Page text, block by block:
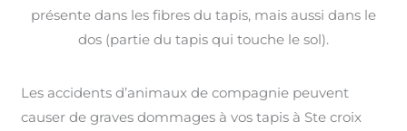
présente dans les fibres du tapis, mais aussi dans le
dos (partie du tapis qui touche le sol).
Les accidents d’animaux de compagnie peuvent
causer de graves dommages à vos tapis à Ste croix